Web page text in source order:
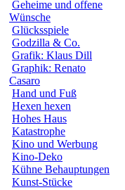
Geheime und offene
Wünsche
Glücksspiele
Godzilla & Co.
Grafik: Klaus Dill
Graphik: Renato
Casaro
Hand und Fuß
Hexen hexen
Hohes Haus
Katastrophe
Kino und Werbung
Kino-Deko
Kühne Behauptungen
Kunst-Stücke